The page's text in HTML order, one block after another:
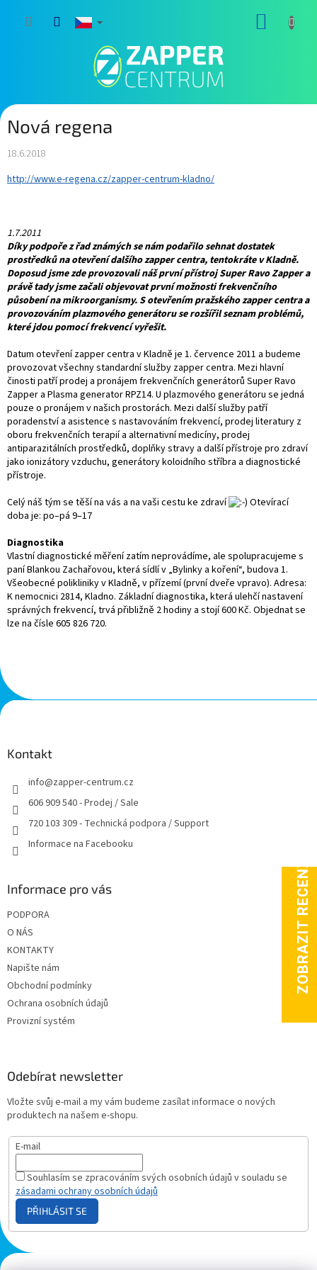
Nová regena
18.6.2018
http://www.e-regena.cz/zapper-centrum-kladno/
1.7.2011
Díky podpoře z řad známých se nám podařilo sehnat dostatek
prostředků na otevření dalšího zapper centra, tentokráte v Kladně.
Doposud jsme zde provozovali náš první přístroj Super Ravo Zapper a
právě tady jsme začali objevovat první možnosti frekvenčního
působení na mikroorganismy. S otevřením pražského zapper centra a
provozováním plazmového generátoru se rozšířil seznam problémů,
které jdou pomocí frekvencí vyřešit.
Datum otevření zapper centra v Kladně je 1. července 2011 a budeme
provozovat všechny standardní služby zapper centra. Mezi hlavní
činosti patří prodej a pronájem frekvenčních generátorů Super Ravo
Zapper a Plasma generator RPZ14. U plazmového generátoru se jedná
pouze o pronájem v našich prostorách. Mezi další služby patří
poradenství a asistence s nastavováním frekvencí, prodej literatury z
oboru frekvenčních terapií a alternativní medicíny, prodej
antiparazitálních prostředků, doplňky stravy a další přístroje pro zdraví
jako ionizátory vzduchu, generátory koloidního stříbra a diagnostické
přístroje.
Celý náš tým se těší na vás a na vaši cestu ke zdraví
Otevírací
doba je: po–pá 9–17
Diagnostika
Vlastní diagnostické měření zatím neprovádíme, ale spolupracujeme s
paní Blankou Zachařovou, která sídlí v „Bylinky a koření“, budova 1.
Všeobecné polikliniky v Kladně, v přízemí (první dveře vpravo). Adresa:
K nemocnici 2814, Kladno. Základní diagnostika, která ulehčí nastavení
správných frekvencí, trvá přibližně 2 hodiny a stojí 600 Kč. Objednat se
lze na čísle 605 826 720.
Z
á
Kontakt
info@zapper-centrum.cz
606 909 540 - Prodej / Sale
720 103 309 - Technická podpora / Support
Informace na Facebooku
Informace pro vás
PODPORA
O NÁS
KONTAKTY
Napište nám
Obchodní podmínky
Ochrana osobních údajů
Provizní systém
Odebírat newsletter
Vložte svůj e-mail a my vám budeme zasílat informace o nových
produktech na našem e-shopu.
E-mail
Souhlasím se zpracováním svých osobních údajů v souladu se
zásadami ochrany osobních údajů
PŘIHLÁSIT SE